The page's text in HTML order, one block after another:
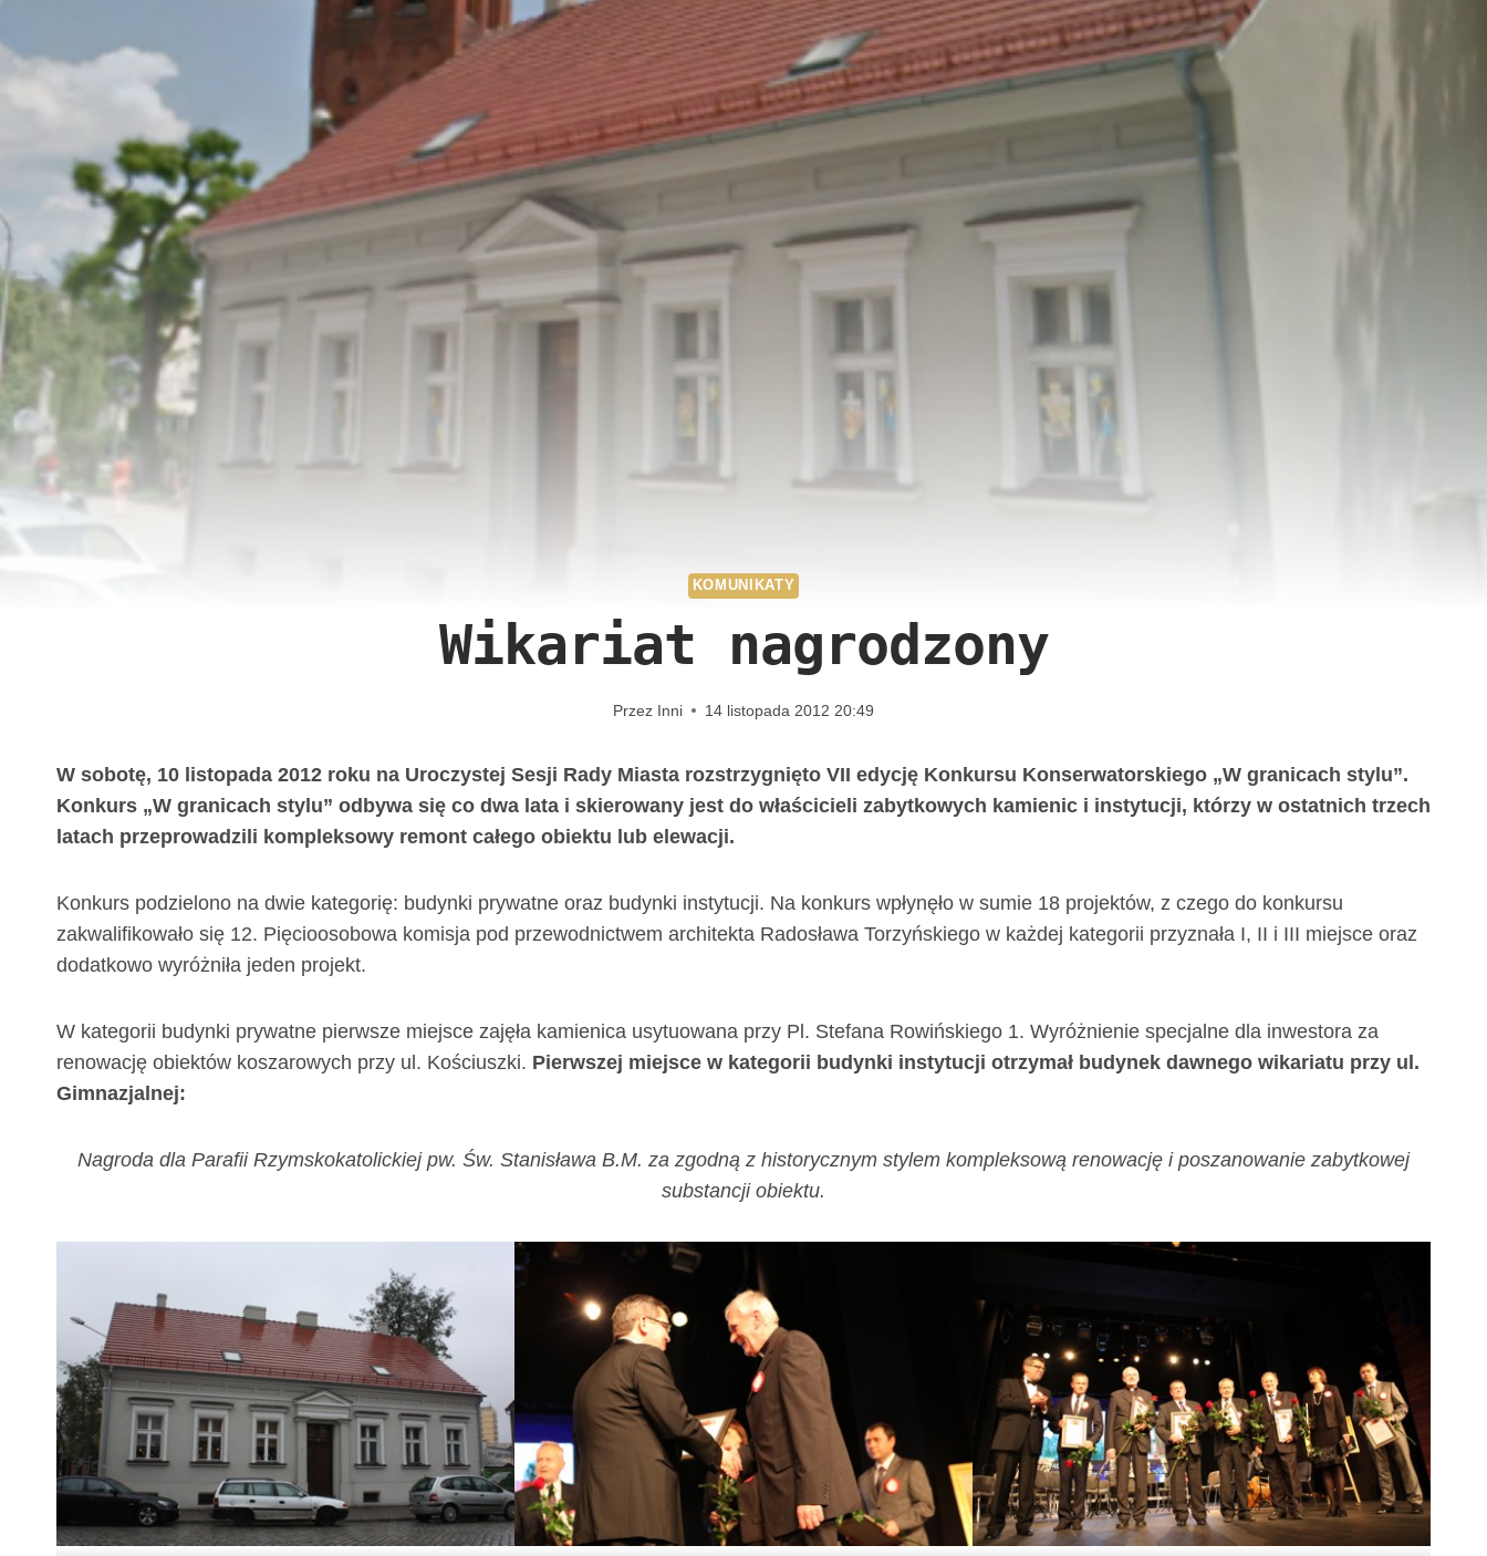
KOMUNIKATY
Wikariat nagrodzony
Przez Inni 14 listopada 2012 20:49
W sobotę, 10 listopada 2012 roku na Uroczystej Sesji Rady Miasta rozstrzygnięto VII edycję Konkursu Konserwatorskiego „W granicach stylu”.
Konkurs „W granicach stylu” odbywa się co dwa lata i skierowany jest do właścicieli zabytkowych kamienic i instytucji, którzy w ostatnich trzech
latach przeprowadzili kompleksowy remont całego obiektu lub elewacji.
Konkurs podzielono na dwie kategorię: budynki prywatne oraz budynki instytucji. Na konkurs wpłynęło w sumie 18 projektów, z czego do konkursu
zakwalifikowało się 12. Pięcioosobowa komisja pod przewodnictwem architekta Radosława Torzyńskiego w każdej kategorii przyznała I, II i III miejsce oraz
dodatkowo wyróżniła jeden projekt.
W kategorii budynki prywatne pierwsze miejsce zajęła kamienica usytuowana przy Pl. Stefana Rowińskiego 1. Wyróżnienie specjalne dla inwestora za
renowację obiektów koszarowych przy ul. Kościuszki. Pierwszej miejsce w kategorii budynki instytucji otrzymał budynek dawnego wikariatu przy ul.
Gimnazjalnej:
Nagroda dla Parafii Rzymskokatolickiej pw. Św. Stanisława B.M. za zgodną z historycznym stylem kompleksową renowację i poszanowanie zabytkowej
substancji obiektu.